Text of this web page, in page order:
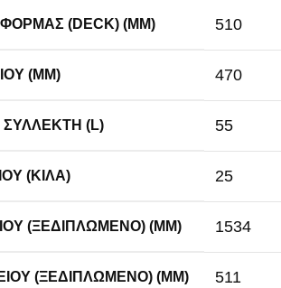
(DECK) (MM) 510
(MM) 470
(L) 55
(ΚΙΛΆ) 25
(ΞΕΔΙΠΛΩΜΈΝΟ) (MM) 1534
(ΞΕΔΙΠΛΩΜΈΝΟ) (MM) 511